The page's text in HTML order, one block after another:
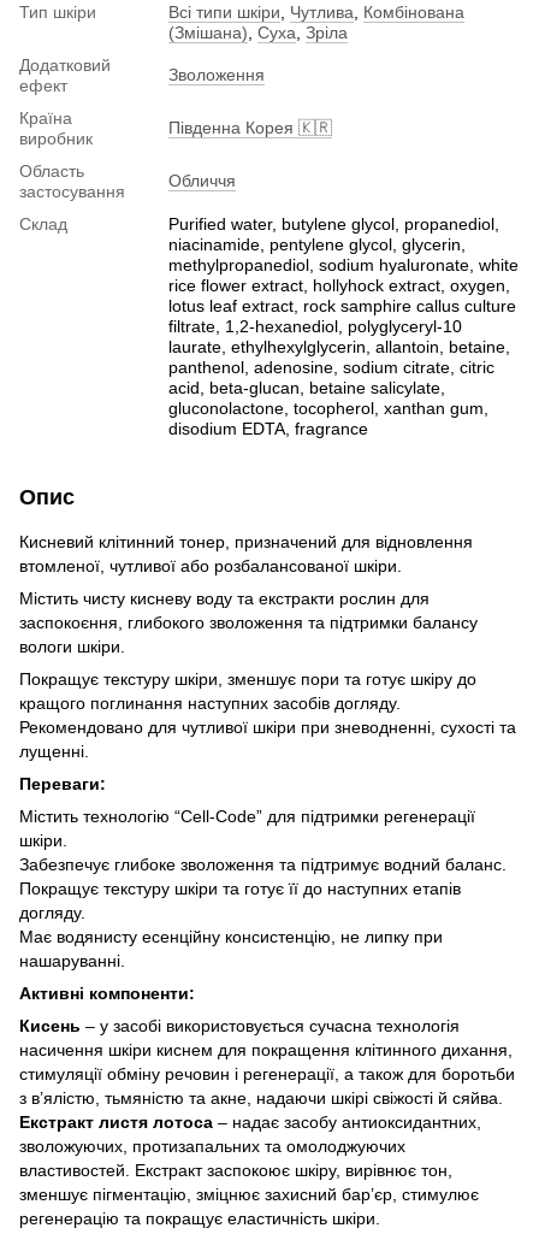
Тип шкіри Всі типи шкіри Чутлива
Комбінована
(Змішана) Суха Зріла
Додатковий
ефект
Зволоження
Країна
виробник
Південна Корея 🇰🇷
Область
застосування
Обличчя
Склад
Purified water, butylene glycol, propanediol,
niacinamide, pentylene glycol, glycerin,
methylpropanediol, sodium hyaluronate, white
rice flower extract, hollyhock extract, oxygen,
lotus leaf extract, rock samphire callus culture
filtrate, 1,2-hexanediol, polyglyceryl-10
laurate, ethylhexylglycerin, allantoin, betaine,
panthenol, adenosine, sodium citrate, citric
acid, beta-glucan, betaine salicylate,
gluconolactone, tocopherol, xanthan gum,
disodium EDTA, fragrance
Опис
Кисневий клітинний тонер, призначений для відновлення
втомленої, чутливої або розбалансованої шкіри.
Містить чисту кисневу воду та екстракти рослин для
заспокоєння, глибокого зволоження та підтримки балансу
вологи шкіри.
Покращує текстуру шкіри, зменшує пори та готує шкіру до
кращого поглинання наступних засобів догляду.
Рекомендовано для чутливої шкіри при зневодненні, сухості та
лущенні.
Переваги:
Містить технологію “Cell-Code” для підтримки регенерації
шкіри.
Забезпечує глибоке зволоження та підтримує водний баланс.
Покращує текстуру шкіри та готує її до наступних етапів
догляду.
Має водянисту есенційну консистенцію, не липку при
нашаруванні.
Активні компоненти:
Кисень – у засобі використовується сучасна технологія
насичення шкіри киснем для покращення клітинного дихання,
стимуляції обміну речовин і регенерації, а також для боротьби
з в’ялістю, тьмяністю та акне, надаючи шкірі свіжості й сяйва.
Екстракт листя лотоса – надає засобу антиоксидантних,
зволожуючих, протизапальних та омолоджуючих
властивостей. Екстракт заспокоює шкіру, вирівнює тон,
зменшує пігментацію, зміцнює захисний бар’єр, стимулює
регенерацію та покращує еластичність шкіри.